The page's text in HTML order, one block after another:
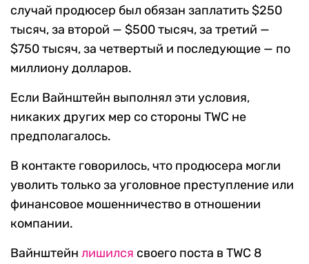
случай продюсер был обязан заплатить $250
тысяч, за второй — $500 тысяч, за третий —
$750 тысяч, за четвертый и последующие — по
миллиону долларов.
Если Вайнштейн выполнял эти условия,
никаких других мер со стороны TWC не
предполагалось.
В контакте говорилось, что продюсера могли
уволить только за уголовное преступление или
финансовое мошенничество в отношении
компании.
Вайнштейн лишился своего поста в TWC 8